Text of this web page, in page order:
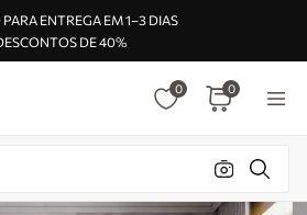
ENTREGA EM 1–3 DIAS
DE 40%
0 0